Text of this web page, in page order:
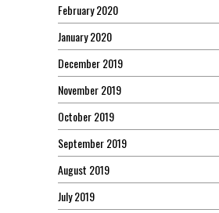
February 2020
January 2020
December 2019
November 2019
October 2019
September 2019
August 2019
July 2019